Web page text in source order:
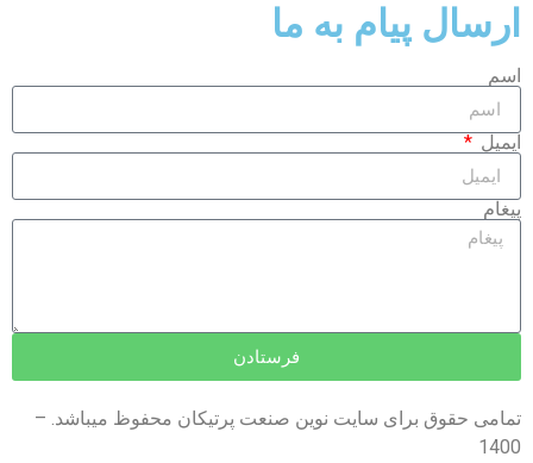
ارسال پیام به ما
اسم
ایمیل
پیغام
فرستادن
تمامی حقوق برای سایت نوین صنعت پرتیکان محفوظ میباشد. –
1400